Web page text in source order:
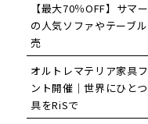
【最大70％OFF】サマ
の人気ソファやテーブ
売
オルトレマテリア家具
ント開催｜世界にひと
具をRiSで